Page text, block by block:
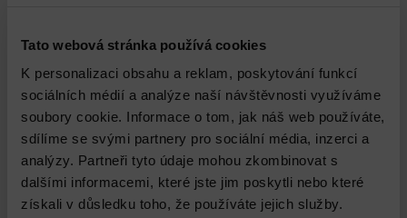
Tato webová stránka používá cookies
K personalizaci obsahu a reklam, poskytování funkcí
sociálních médií a analýze naší návštěvnosti využíváme
soubory cookie. Informace o tom, jak náš web používáte,
sdílíme se svými partnery pro sociální média, inzerci a
analýzy. Partneři tyto údaje mohou zkombinovat s
dalšími informacemi, které jste jim poskytli nebo které
získali v důsledku toho, že používáte jejich služby.
a posunutí termínů. Řídíkvalitudodávky.
Získání dedikovaného projektového manažera, který
nastavírealistické očekávánídodávky
služeb,nastavítransparentní postupy řízení a
komunikace. Zároveň se projektový manažer postará
opotřebné kroky na straně zákazníkaspojené s
implementací a adopcí vašich služeb a interním
prosazením změny.